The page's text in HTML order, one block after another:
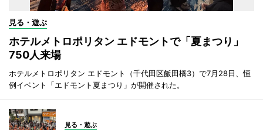
見る・遊ぶ
ホテルメトロポリタン エドモントで「夏まつり」
750人来場
ホテルメトロポリタン エドモント（千代田区飯田橋3）で7月28日、恒
例イベント「エドモント夏まつり」が開催された。
見る・遊ぶ